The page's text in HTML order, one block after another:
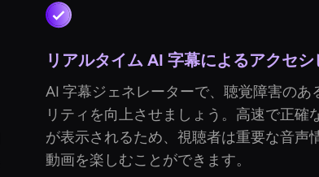
リアルタイム AI 字幕によるアクセ
AI 字幕ジェネレーターで、聴覚障害のあ
リティを向上させましょう。高速で正確
が表示されるため、視聴者は重要な音声
動画を楽しむことができます。